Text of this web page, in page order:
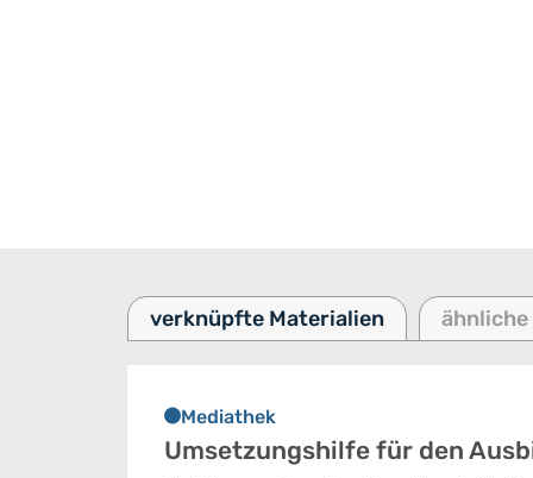
verknüpfte Materialien
Mediathek
Umsetzungshilfe für den